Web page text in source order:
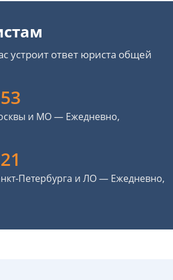
устроит ответ юриста общей
и МО — Ежедневно,
Петербурга и ЛО — Ежедневно,